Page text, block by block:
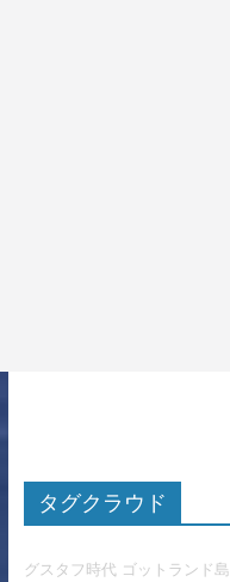
タグクラウド
グスタフ時代 ゴットランド島